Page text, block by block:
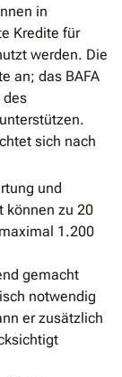
in
Kredite für
werden. Die
an; das BAFA
des
sich nach
und
können zu 20
1.200
gemacht
notwendig
er zusätzlich